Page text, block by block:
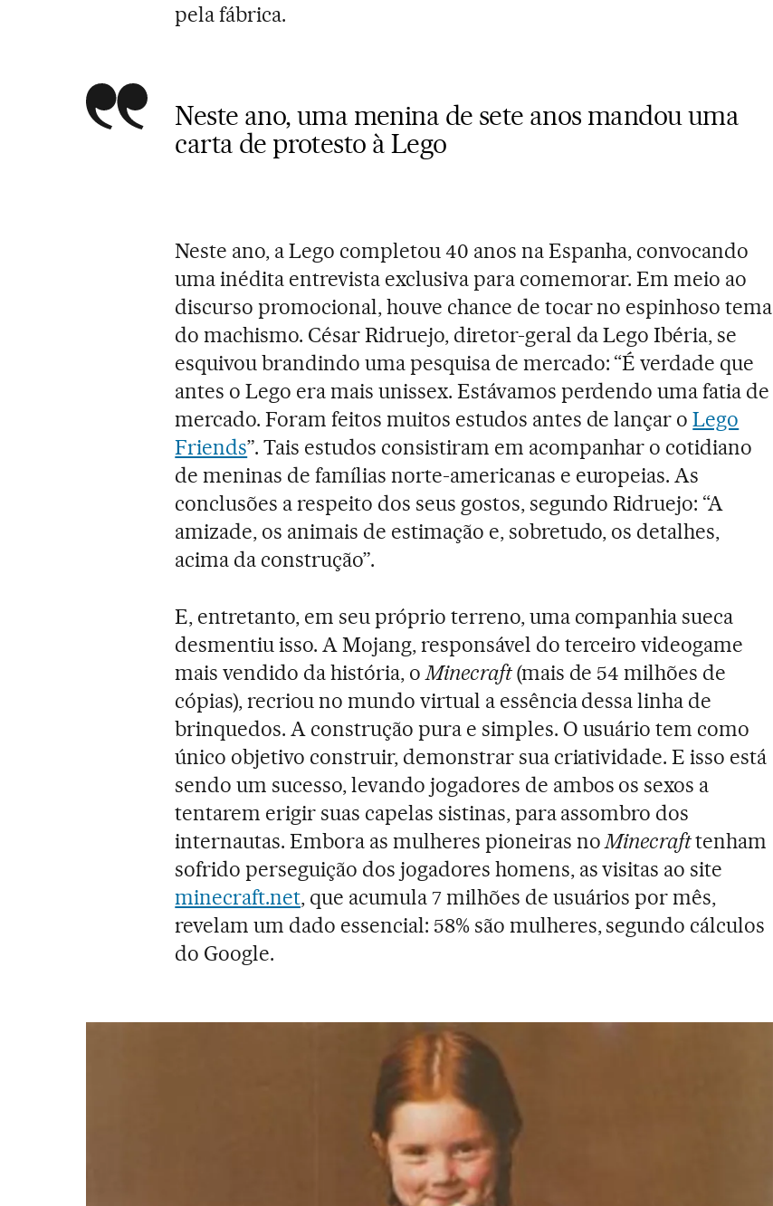
pela fábrica.
Neste ano, uma menina de sete anos mandou uma
carta de protesto à Lego
Neste ano, a Lego completou 40 anos na Espanha, convocando
uma inédita entrevista exclusiva para comemorar. Em meio ao
discurso promocional, houve chance de tocar no espinhoso tema
do machismo. César Ridruejo, diretor-geral da Lego Ibéria, se
esquivou brandindo uma pesquisa de mercado: “É verdade que
antes o Lego era mais unissex. Estávamos perdendo uma fatia de
mercado. Foram feitos muitos estudos antes de lançar oLego
Friends”. Tais estudos consistiram em acompanhar o cotidiano
de meninas de famílias norte-americanas e europeias. As
conclusões a respeito dos seus gostos, segundo Ridruejo: “A
amizade, os animais de estimação e, sobretudo, os detalhes,
acima da construção”.
E, entretanto, em seu próprio terreno, uma companhia sueca
desmentiu isso. A Mojang, responsável do terceiro videogame
mais vendido da história, o Minecraft(mais de 54 milhões de
cópias), recriou no mundo virtual a essência dessa linha de
brinquedos. A construção pura e simples. O usuário tem como
único objetivo construir, demonstrar sua criatividade. E isso está
sendo um sucesso, levando jogadores de ambos os sexos a
tentarem erigir suas capelas sistinas, para assombro dos
internautas. Embora as mulheres pioneiras noMinecrafttenham
sofrido perseguição dos jogadores homens, as visitas ao site
minecraft.net, que acumula 7 milhões de usuários por mês,
revelam um dado essencial: 58% são mulheres, segundo cálculos
do Google.